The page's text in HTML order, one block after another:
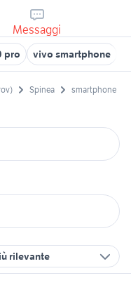
Messaggi
pro vivo smartphone
Spinea smartphone
rilevante